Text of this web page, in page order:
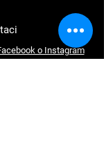
o Instagram